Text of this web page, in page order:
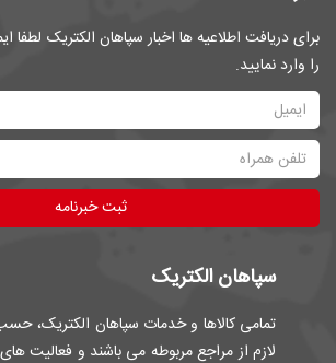
برای دریافت اطلاعیه ها اخبار سپاهان الکتریک لطفا
را وارد نمایید.
ثبت خبرنامه
سپاهان الکتریک
تمامی کالاها و خدمات سپاهان الکتریک،
لازم از مراجع مربوطه می باشند و فعالیت